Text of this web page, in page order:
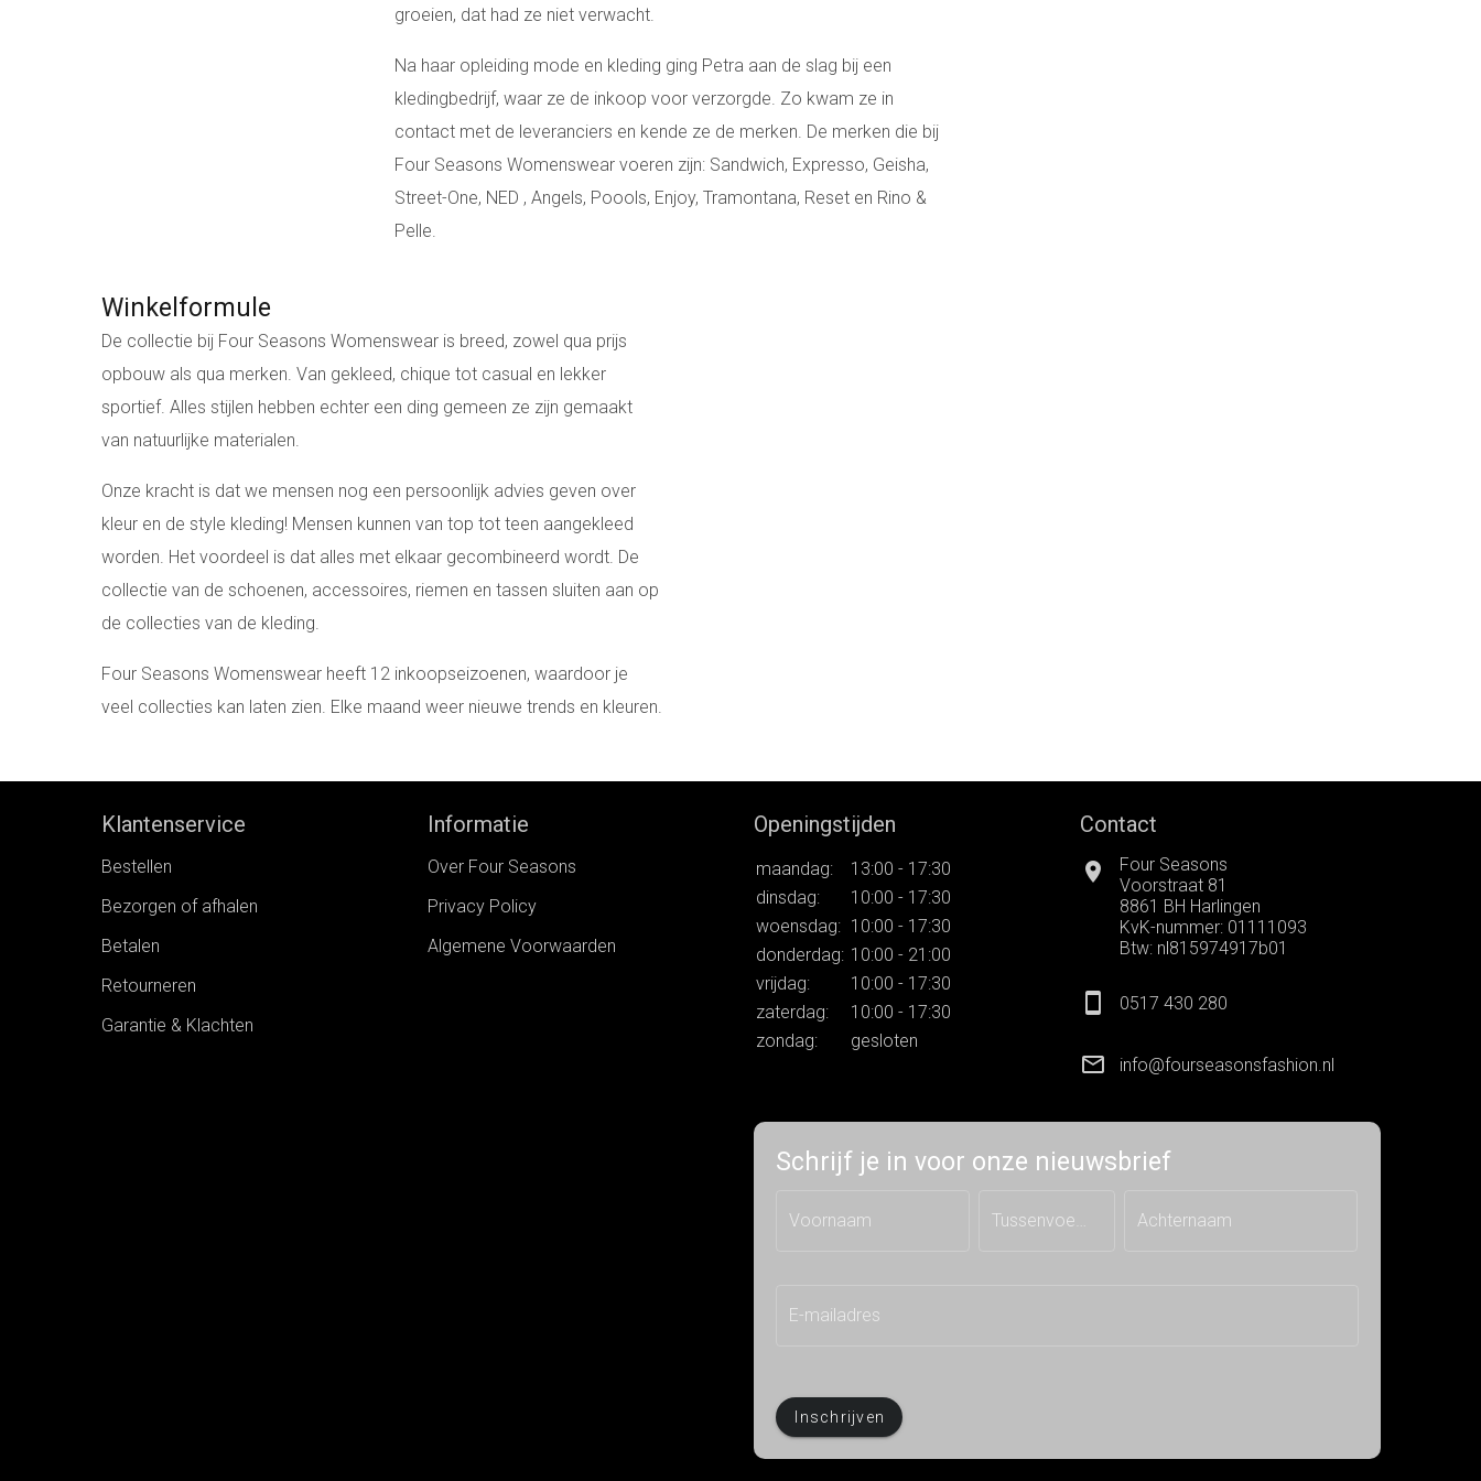
groeien, dat had ze niet verwacht.
Na haar opleiding mode en kleding ging Petra aan de slag bij een
kledingbedrijf, waar ze de inkoop voor verzorgde. Zo kwam ze in
contact met de leveranciers en kende ze de merken. De merken die bij
Four Seasons Womenswear voeren zijn: Sandwich, Expresso, Geisha,
Street-One, NED , Angels, Poools, Enjoy, Tramontana, Reset en Rino &
Pelle.
Winkelformule
De collectie bij Four Seasons Womenswear is breed, zowel qua prijs
opbouw als qua merken. Van gekleed, chique tot casual en lekker
sportief. Alles stijlen hebben echter een ding gemeen ze zijn gemaakt
van natuurlijke materialen.
Onze kracht is dat we mensen nog een persoonlijk advies geven over
kleur en de style kleding! Mensen kunnen van top tot teen aangekleed
worden. Het voordeel is dat alles met elkaar gecombineerd wordt. De
collectie van de schoenen, accessoires, riemen en tassen sluiten aan op
de collecties van de kleding.
Four Seasons Womenswear heeft 12 inkoopseizoenen, waardoor je
veel collecties kan laten zien. Elke maand weer nieuwe trends en kleuren.
Klantenservice
Bestellen
Bezorgen of afhalen
Betalen
Retourneren
Garantie & Klachten
Informatie
Over Four Seasons
Privacy Policy
Algemene Voorwaarden
Openingstijden
maandag:
13:00 - 17:30
dinsdag:
10:00 - 17:30
woensdag: 10:00 - 17:30
donderdag: 10:00 - 21:00
vrijdag:
10:00 - 17:30
zaterdag:
10:00 - 17:30
zondag:
gesloten
Contact
Four Seasons
Voorstraat 81
8861 BH Harlingen
KvK-nummer: 01111093
Btw: nl815974917b01
0517 430 280
info@fourseasonsfashion.nl
Schrijf je in voor onze nieuwsbrief
Voornaam Tussenvoegsel Achternaam
E-mailadres
Inschrijven